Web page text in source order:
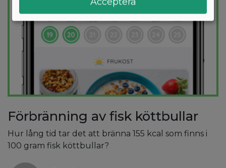
Förbränning av fisk köttbullar
Hur lång tid tar det att bränna 155 kcal som finns i
100 gram fisk köttbullar?